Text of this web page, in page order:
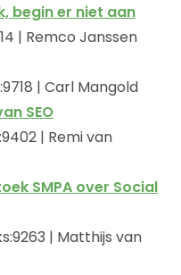
begin er niet aan
| Remco Janssen
| Carl Mangold
SEO
| Remi van
SMPA over Social
| Matthijs van